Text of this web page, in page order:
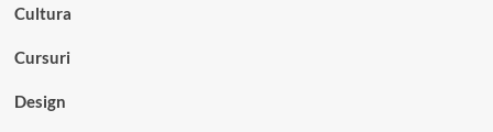
Cultura
Cursuri
Design